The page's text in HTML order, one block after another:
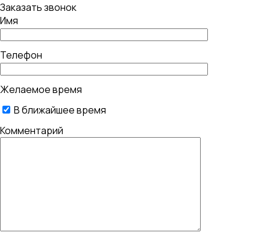
Заказать звонок
Имя
Телефон
Желаемое время
В ближайшее время
Комментарий